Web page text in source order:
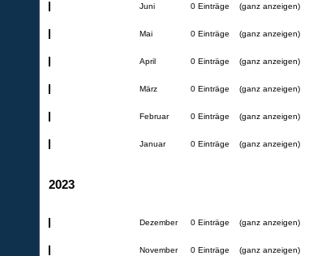
Juni 0 Einträge (ganz anzeigen)
Mai 0 Einträge (ganz anzeigen)
April 0 Einträge (ganz anzeigen)
März 0 Einträge (ganz anzeigen)
Februar 0 Einträge (ganz anzeigen)
Januar 0 Einträge (ganz anzeigen)
2023
Dezember 0 Einträge (ganz anzeigen)
November 0 Einträge (ganz anzeigen)